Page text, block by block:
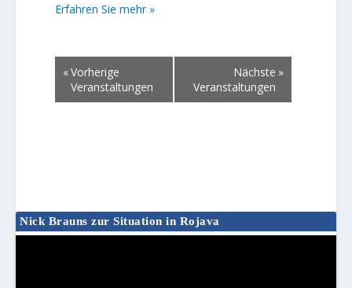
Erfahren Sie mehr »
«Vorherige
Veranstaltungen
Nächste
Veranstaltungen
»
Nick Brauns zur Situation in Rojava